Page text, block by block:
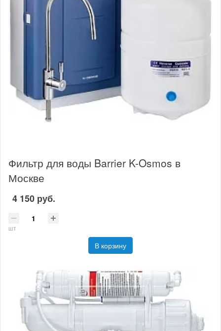
Фильтр для воды Barrier K-Osmos в
Москве
4 150 руб.
шт
В корзину